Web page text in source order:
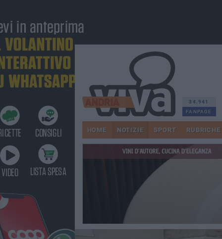
34.941
FANPAGE
HOME NOTIZIE SPORT RUBRICHE